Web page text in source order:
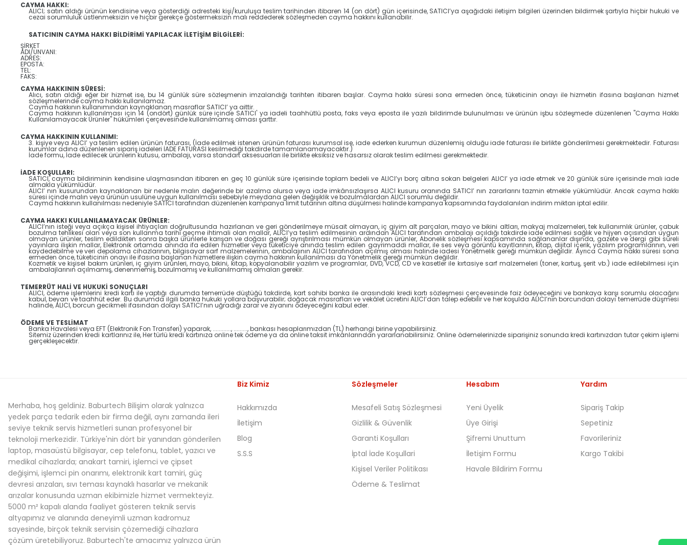
CAYMA HAKKI:
ALICI; satın aldığı ürünün kendisine veya gösterdiği adresteki kişi/kuruluşa teslim tarihinden itibaren 14 (on dört) gün içerisinde, SATICI’ya aşağıdaki iletişim bilgileri üzerinden bildirmek şartıyla hiçbir hukuki ve
cezai sorumluluk üstlenmeksizin ve hiçbir gerekçe göstermeksizin malı reddederek sözleşmeden cayma hakkını kullanabilir.
SATICININ CAYMA HAKKI BİLDİRİMİ YAPILACAK İLETİŞİM BİLGİLERİ:
ŞİRKET
ADI/UNVANI:
ADRES:
EPOSTA:
TEL:
FAKS:
CAYMA HAKKININ SÜRESİ:
Alıcı, satın aldığı eğer bir hizmet ise, bu 14 günlük süre sözleşmenin imzalandığı tarihten itibaren başlar. Cayma hakkı süresi sona ermeden önce, tüketicinin onayı ile hizmetin ifasına başlanan hizmet
sözleşmelerinde cayma hakkı kullanılamaz.
Cayma hakkının kullanımından kaynaklanan masraflar SATICI’ ya aittir.
Cayma hakkının kullanılması için 14 (ondört) günlük süre içinde SATICI' ya iadeli taahhütlü posta, faks veya eposta ile yazılı bildirimde bulunulması ve ürünün işbu sözleşmede düzenlenen "Cayma Hakkı
Kullanılamayacak Ürünler" hükümleri çerçevesinde kullanılmamış olması şarttır.
CAYMA HAKKININ KULLANIMI:
3. kişiye veya ALICI’ ya teslim edilen ürünün faturası, (İade edilmek istenen ürünün faturası kurumsal ise, iade ederken kurumun düzenlemiş olduğu iade faturası ile birlikte gönderilmesi gerekmektedir. Faturası
kurumlar adına düzenlenen sipariş iadeleri İADE FATURASI kesilmediği takdirde tamamlanamayacaktır.)
İade formu, İade edilecek ürünlerin kutusu, ambalajı, varsa standart aksesuarları ile birlikte eksiksiz ve hasarsız olarak teslim edilmesi gerekmektedir.
İADE KOŞULLARI:
SATICI, cayma bildiriminin kendisine ulaşmasından itibaren en geç 10 günlük süre içerisinde toplam bedeli ve ALICI’yı borç altına sokan belgeleri ALICI’ ya iade etmek ve 20 günlük süre içerisinde malı iade
almakla yükümlüdür.
ALICI’ nın kusurundan kaynaklanan bir nedenle malın değerinde bir azalma olursa veya iade imkânsızlaşırsa ALICI kusuru oranında SATICI’ nın zararlarını tazmin etmekle yükümlüdür. Ancak cayma hakkı
süresi içinde malın veya ürünün usulüne uygun kullanılması sebebiyle meydana gelen değişiklik ve bozulmalardan ALICI sorumlu değildir.
Cayma hakkının kullanılması nedeniyle SATICI tarafından düzenlenen kampanya limit tutarının altına düşülmesi halinde kampanya kapsamında faydalanılan indirim miktarı iptal edilir.
CAYMA HAKKI KULLANILAMAYACAK ÜRÜNLER:
ALICI’nın isteği veya açıkça kişisel ihtiyaçları doğrultusunda hazırlanan ve geri gönderilmeye müsait olmayan, iç giyim alt parçaları, mayo ve bikini altları, makyaj malzemeleri, tek kullanımlık ürünler, çabuk
bozulma tehlikesi olan veya son kullanma tarihi geçme ihtimali olan mallar, ALICI’ya teslim edilmesinin ardından ALICI tarafından ambalajı açıldığı takdirde iade edilmesi sağlık ve hijyen açısından uygun
olmayan ürünler, teslim edildikten sonra başka ürünlerle karışan ve doğası gereği ayrıştırılması mümkün olmayan ürünler, Abonelik sözleşmesi kapsamında sağlananlar dışında, gazete ve dergi gibi süreli
yayınlara ilişkin mallar, Elektronik ortamda anında ifa edilen hizmetler veya tüketiciye anında teslim edilen gayrimaddi mallar, ile ses veya görüntü kayıtlarının, kitap, dijital içerik, yazılım programlarının, veri
kaydedebilme ve veri depolama cihazlarının, bilgisayar sarf malzemelerinin, ambalajının ALICI tarafından açılmış olması halinde iadesi Yönetmelik gereği mümkün değildir. Ayrıca Cayma hakkı süresi sona
ermeden önce, tüketicinin onayı ile ifasına başlanan hizmetlere ilişkin cayma hakkının kullanılması da Yönetmelik gereği mümkün değildir.
Kozmetik ve kişisel bakım ürünleri, iç giyim ürünleri, mayo, bikini, kitap, kopyalanabilir yazılım ve programlar, DVD, VCD, CD ve kasetler ile kırtasiye sarf malzemeleri (toner, kartuş, şerit vb.) iade edilebilmesi için
ambalajlarının açılmamış, denenmemiş, bozulmamış ve kullanılmamış olmaları gerekir.
TEMERRÜT HALİ VE HUKUKİ SONUÇLARI
ALICI, ödeme işlemlerini kredi kartı ile yaptığı durumda temerrüde düştüğü takdirde, kart sahibi banka ile arasındaki kredi kartı sözleşmesi çerçevesinde faiz ödeyeceğini ve bankaya karşı sorumlu olacağını
kabul, beyan ve taahhüt eder. Bu durumda ilgili banka hukuki yollara başvurabilir; doğacak masrafları ve vekâlet ücretini ALICI’dan talep edebilir ve her koşulda ALICI’nın borcundan dolayı temerrüde düşmesi
halinde, ALICI, borcun gecikmeli ifasından dolayı SATICI’nın uğradığı zarar ve ziyanını ödeyeceğini kabul eder.
ÖDEME VE TESLİMAT
Banka Havalesi veya EFT (Elektronik Fon Transferi) yaparak, ............, ........., bankası hesaplarımızdan (TL) herhangi birine yapabilirsiniz.
Sitemiz üzerinden kredi kartlarınız ile, Her türlü kredi kartınıza online tek ödeme ya da online taksit imkânlarından yararlanabilirsiniz. Online ödemelerinizde siparişiniz sonunda kredi kartınızdan tutar çekim işlemi
gerçekleşecektir.
Merhaba, hoş geldiniz. Baburtech Bilişim olarak yalnızca
yedek parça tedarik eden bir firma değil, aynı zamanda ileri
seviye teknik servis hizmetleri sunan profesyonel bir
teknoloji merkezidir. Türkiye'nin dört bir yanından gönderilen
laptop, masaüstü bilgisayar, cep telefonu, tablet, yazıcı ve
medikal cihazlarda; anakart tamiri, işlemci ve çipset
değişimi, işlemci pin onarımı, elektronik kart tamiri, güç
devresi arızaları, sıvı teması kaynaklı hasarlar ve mekanik
arızalar konusunda uzman ekibimizle hizmet vermekteyiz.
5000 m² kapalı alanda faaliyet gösteren teknik servis
altyapımız ve alanında deneyimli uzman kadromuz
sayesinde, birçok teknik servisin çözemediği cihazlara
çözüm üretebiliyoruz. Baburtech'te amacımız yalnızca ürün
Biz Kimiz
Hakkımızda
İletişim
Blog
S.S.S
Sözleşmeler
Mesafeli Satış Sözleşmesi
Gizlilik & Güvenlik
Garanti Koşulları
İptal İade Koşullari
Kişisel Veriler Politikası
Ödeme & Teslimat
Hesabım
Yeni Üyelik
Üye Girişi
Şifremi Unuttum
İletişim Formu
Havale Bildirim Formu
Yardım
Sipariş Takip
Sepetiniz
Favorileriniz
Kargo Takibi